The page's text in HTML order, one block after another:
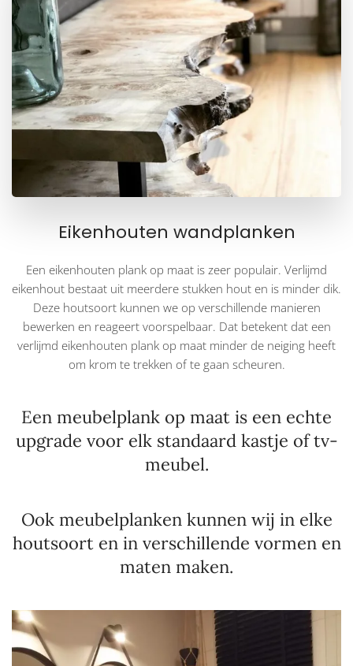
Eikenhouten wandplanken
Een eikenhouten plank op maat is zeer populair. Verlijmd
eikenhout bestaat uit meerdere stukken hout en is minder dik.
Deze houtsoort kunnen we op verschillende manieren
bewerken en reageert voorspelbaar. Dat betekent dat een
verlijmd eikenhouten plank op maat minder de neiging heeft
om krom te trekken of te gaan scheuren.
Een meubelplank op maat is een echte
upgrade voor elk standaard kastje of tv-
meubel.
Ook meubelplanken kunnen wij in elke
houtsoort en in verschillende vormen en
maten maken.